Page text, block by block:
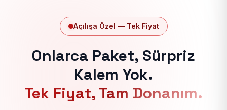
Açılışa Özel — Tek Fiyat
Onlarca Paket, Sürpriz
Kalem Yok.
Tek Fiyat, Tam Donanım.